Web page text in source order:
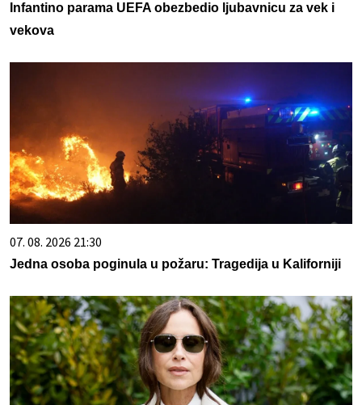
Infantino parama UEFA obezbedio ljubavnicu za vek i
vekova
07. 08. 2026 21:30
Jedna osoba poginula u požaru: Tragedija u Kaliforniji